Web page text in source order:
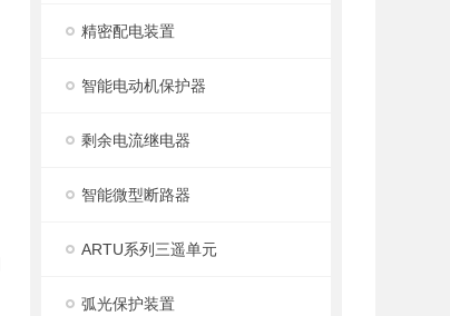
精密配电装置
智能电动机保护器
剩余电流继电器
智能微型断路器
ARTU系列三遥单元
弧光保护装置